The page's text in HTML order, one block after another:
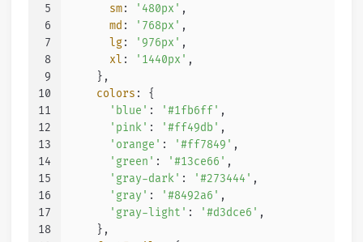
5
6
7
8
9
10
11
12
13
14
15
16
17
18
sm: '480px' ,
md : '768px' ,
lg: '976px' ,
xl : '1440px' ,
    },
colors : {
'blue' : '#1fb6ff' ,
'pink' : '#ff49db' ,
'orange' : '#ff7849' ,
'green' : '#13ce66' ,
'gray-dark' : '#273444' ,
'gray' : '#8492a6' ,
'gray-light' : '#d3dce6' ,
    },